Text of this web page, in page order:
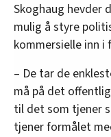
Skoghaug hevder
mulig å styre
kommersielle inn
– De tar de
må på det
til det som tjener
tjener formålet